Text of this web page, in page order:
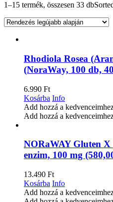
1–15 termék, összesen 33 db
Rhodiola Rosea
(NoraWay, 100 db,
6.990 Ft
Kosárba Info
Add hozzá a
Add hozzá a
NORaWAY Gluten X
enzim, 100 mg
13.490 Ft
Kosárba Info
Add hozzá a